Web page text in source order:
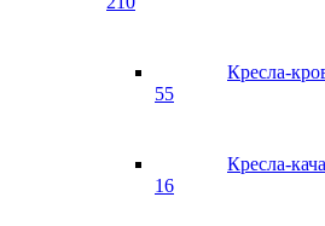
Кресла-
55
Кресла-
16